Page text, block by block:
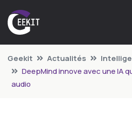
Geekit Actualités
DeepMind innove avec une IA
audio